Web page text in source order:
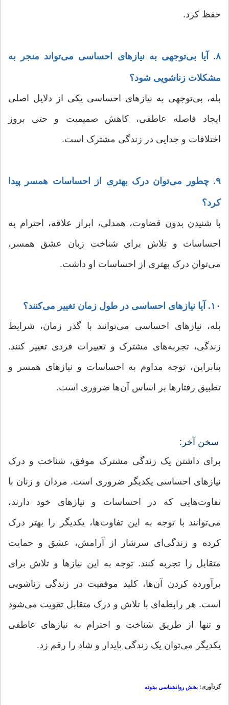
حفظ کرد.
۸. آیا بی‌توجهی به نیازهای احساسی می‌تواند منجر به
مشکلات زناشویی شود؟
بله، بی‌توجهی به نیازهای احساسی یکی از دلایل اصلی
ایجاد فاصله عاطفی، کاهش صمیمیت و حتی بروز
اختلافات و جدایی در زندگی مشترک است.
۹. چطور می‌توان درک بهتری از احساسات همسر پیدا
کرد؟
با شنیدن بدون قضاوت، همدلی، ابراز علاقه، احترام به
احساسات و تلاش برای شناخت زبان عشق همسر،
می‌توان درک بهتری از احساسات او داشت.
۱۰. آیا نیازهای احساسی در طول زمان تغییر می‌کنند؟
بله، نیازهای احساسی می‌توانند با گذر زمان، شرایط
زندگی، تجربه‌های مشترک و تغییرات فردی تغییر کنند.
بنابراین، توجه مداوم به احساسات و نیازهای همسر و
تطبیق رفتارها بر اساس آن‌ها ضروری است.
سخن آخر:
برای داشتن یک زندگی مشترک موفق، شناخت و درک
نیازهای احساسی یکدیگر ضروری است. مردان و زنان با
تفاوت‌هایی که در احساسات و نیازهای خود دارند،
می‌توانند با توجه به این تفاوت‌ها، یکدیگر را بهتر درک
کرده و زندگی‌ای سرشار از آرامش، عشق و حمایت
متقابل را تجربه کنند. توجه به این نیازها و تلاش برای
برآورده کردن آن‌ها، کلید موفقیت در زندگی زناشویی
است. هر رابطه‌ای با تلاش و درک متقابل تقویت می‌شود
و تنها از طریق شناخت و احترام به نیازهای عاطفی
یکدیگر می‌توان یک زندگی پایدار و شاد را رقم زد.
گردآوری: بخش روانشناسی بیتوته